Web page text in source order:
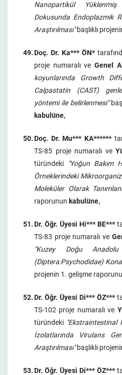
Nanopartikül
Dokusunda Endoplazmik
Araştırılması"başlıklı
49.Doç. Dr. Ka*** ÖN*
proje numaralı veGenel
koyunlarında Growth
Calpastatin (CAST)
yöntemi ile belirlenmesi"
kabulüne,
50.Doç. Dr. Mu*** KA******
TS-85 proje numaralı ve
türündeki
"Yoğun Bakım
Örneklerindeki
Moleküler Olarak
raporunun kabulüne,
51.Dr. Öğr. Üyesi Hi*** BE***
TS-83 proje numaralı ve
"Kuzey Doğu
(Diptera:Psychodidae)
projenin 1. gelişme
52.Dr. Öğr. Üyesi Di*** ÖZ***
TS-102 proje numaralı ve
türündeki "Ekstraintestinal
İzolatlarında Virulans
Araştırılması"başlıklı
53.Dr. Öğr. Üyesi Di*** ÖZ***